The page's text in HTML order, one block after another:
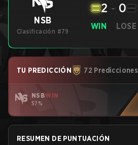
NSB
Clasificación #79
WIN
2 - 0
LOSE
TU PREDICCIÓN 72 Predicciones
NSBWIN
57%
RESUMEN DE PUNTUACIÓN